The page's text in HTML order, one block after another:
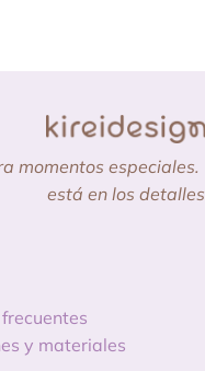
momentos especiales.
está en los detalles
y materiales